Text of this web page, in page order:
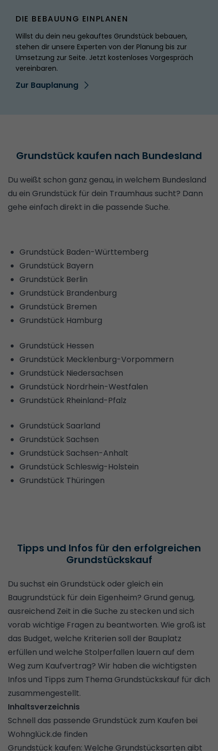
SPITZMARKE
DIE BEBAUUNG EINPLANEN
Willst du dein neu gekauftes Grundstück bebauen,
stehen dir unsere Experten von der Planung bis zur
Umsetzung zur Seite. Jetzt kostenloses Vorgespräch
vereinbaren.
Zur Bauplanung
Grundstück kaufen nach Bundesland
Du weißt schon ganz genau, in welchem Bundesland
du ein Grundstück für dein Traumhaus sucht? Dann
gehe einfach direkt in die passende Suche.
Grundstück Baden-Württemberg
Grundstück Bayern
Grundstück Berlin
Grundstück Brandenburg
Grundstück Bremen
Grundstück Hamburg
Grundstück Hessen
Grundstück Mecklenburg-Vorpommern
Grundstück Niedersachsen
Grundstück Nordrhein-Westfalen
Grundstück Rheinland-Pfalz
Grundstück Saarland
Grundstück Sachsen
Grundstück Sachsen-Anhalt
Grundstück Schleswig-Holstein
Grundstück Thüringen
Tipps und Infos für den erfolgreichen
Grundstückskauf
Du suchst ein Grundstück oder gleich ein
Baugrundstück für dein Eigenheim? Grund genug,
ausreichend Zeit in die Suche zu stecken und sich
vorab wichtige Fragen zu beantworten. Wie groß ist
das Budget, welche Kriterien soll der Bauplatz
erfüllen und welche Stolperfallen lauern auf dem
Weg zum Kaufvertrag? Wir haben die wichtigsten
Infos und Tipps zum Thema Grundstückskauf für dich
zusammengestellt.
Inhaltsverzeichnis
Schnell das passende Grundstück zum Kaufen bei
Wohnglück.de finden
Grundstück kaufen: Welche Grundstücksarten gibt